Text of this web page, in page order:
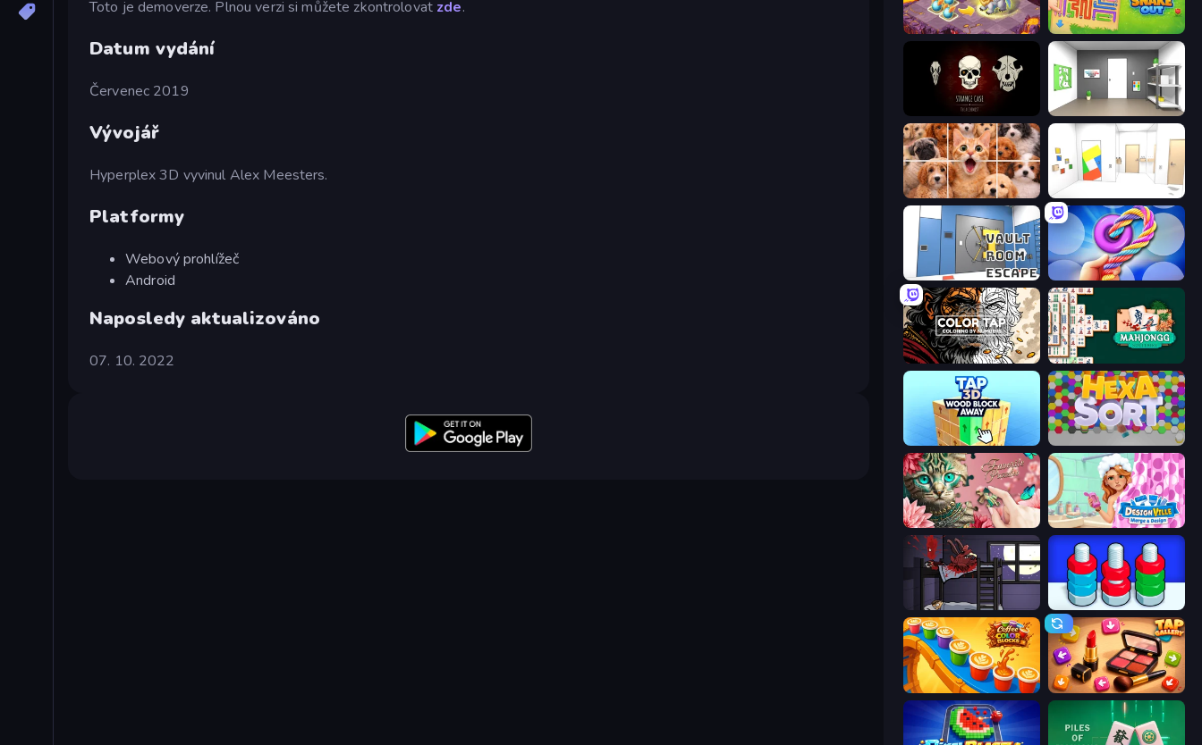
Toto je demoverze. Plnou verzi si můžete zkontrolovat zde.
Datum vydání
Červenec 2019
Vývojář
Hyperplex 3D vyvinul Alex Meesters.
Platformy
Webový prohlížeč
Android
Naposledy aktualizováno
07. 10. 2022
Mergest Kingdom Snake Out: Maze Escape
Paint Room Escape
Jigpic Solitaire Mirror Room Escape
Vault Room Escape Twisted Tangle
Color Tap: Coloring by Numbers Mahjongg Solitaire
Favorite Puzzles Designville: Merge & Design
The Visitor
Coffee Color Blocks Tap Gallery